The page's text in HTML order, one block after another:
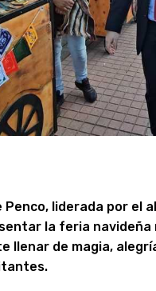
Penco, liderada por el
la feria navideña
llenar de magia,